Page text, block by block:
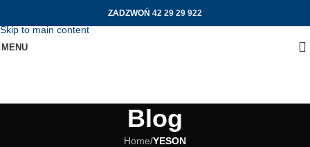
Skip to main content
ZADZWOŃ 42 29 29 922
MENU
Blog
Home/YESON